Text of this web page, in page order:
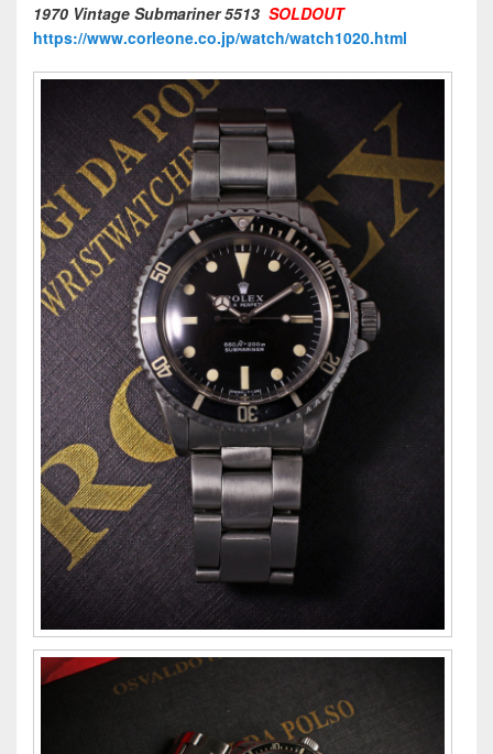
1970 Vintage Submariner 5513 SOLDOUT
https://www.corleone.co.jp/watch/watch1020.html